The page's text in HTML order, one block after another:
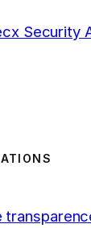
Security